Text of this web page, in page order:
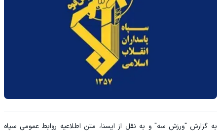
به گزارش "ورزش سه" و به نقل از ایسنا، متن اطلاعیه روابط عمومی سپاه